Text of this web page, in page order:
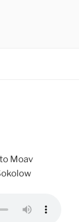
Moav